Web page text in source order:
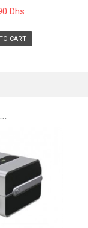
Dhs
CART
```